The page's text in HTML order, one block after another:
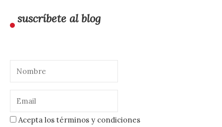
suscríbete al blog
Acepta los términos y condiciones